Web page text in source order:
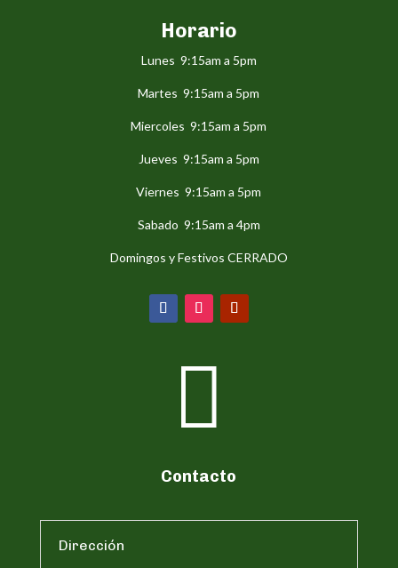
Horario
Lunes 9:15am a 5pm
Martes 9:15am a 5pm
Miercoles 9:15am a 5pm
Jueves 9:15am a 5pm
Viernes 9:15am a 5pm
Sabado 9:15am a 4pm
Domingos y Festivos CERRADO

Contacto
Dirección